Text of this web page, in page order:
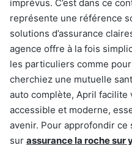
imprévus. C’est dans ce
représente une référence
solutions d’assurance
agence offre à la fois
les particuliers comme
cherchiez une mutuelle
auto complète, April facilite
accessible et moderne,
avenir. Pour approfondir
sur assurance la roche sur